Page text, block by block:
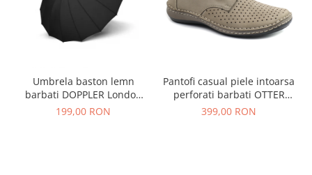
Umbrela baston lemn
barbati DOPPLER London
negru
199,00 RON
Pantofi casual piele intoarsa
perforati barbati OTTER
OT9554 bej inchis
399,00 RON